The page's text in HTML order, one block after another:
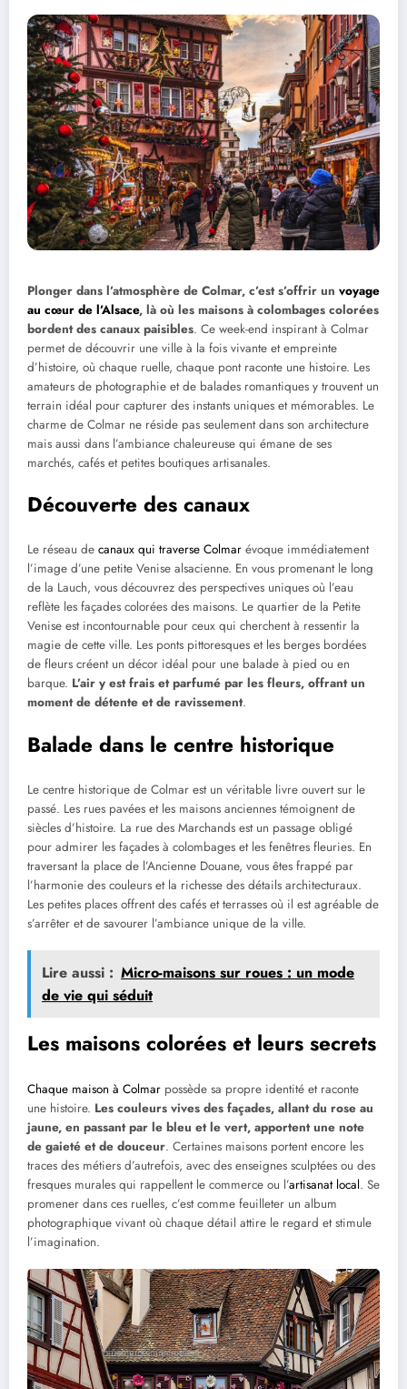
Plonger dans l’atmosphère de Colmar, c’est s’offrir un voyage
au cœur de l’Alsace, là où les maisons à colombages colorées
bordent des canaux paisibles. Ce week-end inspirant à Colmar
permet de découvrir une ville à la fois vivante et empreinte
d’histoire, où chaque ruelle, chaque pont raconte une histoire. Les
amateurs de photographie et de balades romantiques y trouvent un
terrain idéal pour capturer des instants uniques et mémorables. Le
charme de Colmar ne réside pas seulement dans son architecture
mais aussi dans l’ambiance chaleureuse qui émane de ses
marchés, cafés et petites boutiques artisanales.
Découverte des canaux
Le réseau de canaux qui traverse Colmar évoque immédiatement
l’image d’une petite Venise alsacienne. En vous promenant le long
de la Lauch, vous découvrez des perspectives uniques où l’eau
reflète les façades colorées des maisons. Le quartier de la Petite
Venise est incontournable pour ceux qui cherchent à ressentir la
magie de cette ville. Les ponts pittoresques et les berges bordées
de fleurs créent un décor idéal pour une balade à pied ou en
barque. L’air y est frais et parfumé par les fleurs, offrant un
moment de détente et de ravissement.
Balade dans le centre historique
Le centre historique de Colmar est un véritable livre ouvert sur le
passé. Les rues pavées et les maisons anciennes témoignent de
siècles d’histoire. La rue des Marchands est un passage obligé
pour admirer les façades à colombages et les fenêtres fleuries. En
traversant la place de l’Ancienne Douane, vous êtes frappé par
l’harmonie des couleurs et la richesse des détails architecturaux.
Les petites places offrent des cafés et terrasses où il est agréable de
s’arrêter et de savourer l’ambiance unique de la ville.
Lire aussi : Micro-maisons sur roues : un mode
de vie qui séduit
Les maisons colorées et leurs secrets
Chaque maison à Colmar possède sa propre identité et raconte
une histoire. Les couleurs vives des façades, allant du rose au
jaune, en passant par le bleu et le vert, apportent une note
de gaieté et de douceur. Certaines maisons portent encore les
traces des métiers d’autrefois, avec des enseignes sculptées ou des
fresques murales qui rappellent le commerce ou l’artisanat local. Se
promener dans ces ruelles, c’est comme feuilleter un album
photographique vivant où chaque détail attire le regard et stimule
l’imagination.